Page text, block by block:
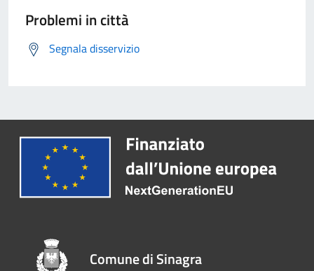
Problemi in città
Segnala disservizio
Comune di Sinagra